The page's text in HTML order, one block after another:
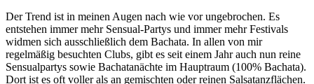
Der Trend ist in meinen Augen nach wie vor ungebrochen. Es
entstehen immer mehr Sensual-Partys und immer mehr Festivals
widmen sich ausschließlich dem Bachata. In allen von mir
regelmäßig besuchten Clubs, gibt es seit einem Jahr auch nun reine
Sensualpartys sowie Bachatanächte im Hauptraum (100% Bachata).
Dort ist es oft voller als an gemischten oder reinen Salsatanzflächen.